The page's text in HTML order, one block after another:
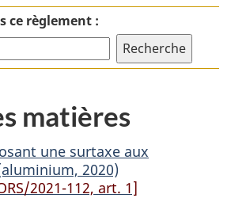
Unis
(aluminium,
États-
Unis
2020)
États-
Unis
(aluminium,
2020)
ce règlement :
matières
une surtaxe aux
2020)
2021-112, art. 1]